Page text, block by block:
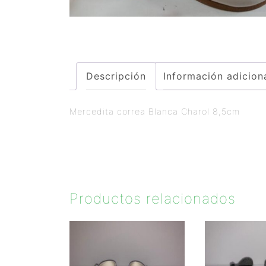
Descripción Información
Mercedita correa Blanca Charol 8,5cm
Productos relacionados